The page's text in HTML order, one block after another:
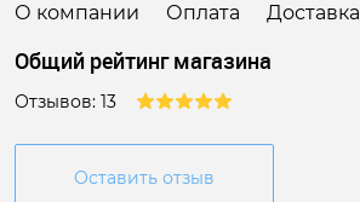
О компании Оплата Доставка
Общий рейтинг магазина
Отзывов: 13
Оставить отзыв